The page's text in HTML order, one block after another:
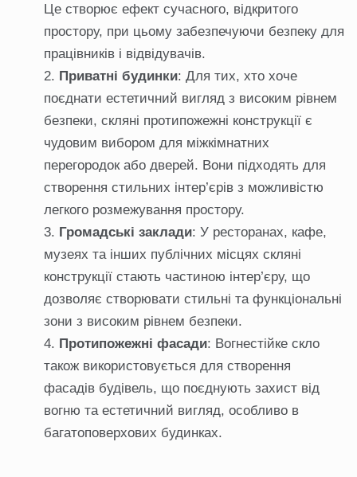
Це створює ефект сучасного, відкритого
простору, при цьому забезпечуючи безпеку для
працівників і відвідувачів.
Приватні будинки: Для тих, хто хоче
поєднати естетичний вигляд з високим рівнем
безпеки, скляні протипожежні конструкції є
чудовим вибором для міжкімнатних
перегородок або дверей. Вони підходять для
створення стильних інтер’єрів з можливістю
легкого розмежування простору.
Громадські заклади: У ресторанах, кафе,
музеях та інших публічних місцях скляні
конструкції стають частиною інтер’єру, що
дозволяє створювати стильні та функціональні
зони з високим рівнем безпеки.
Протипожежні фасади: Вогнестійке скло
також використовується для створення
фасадів будівель, що поєднують захист від
вогню та естетичний вигляд, особливо в
багатоповерхових будинках.